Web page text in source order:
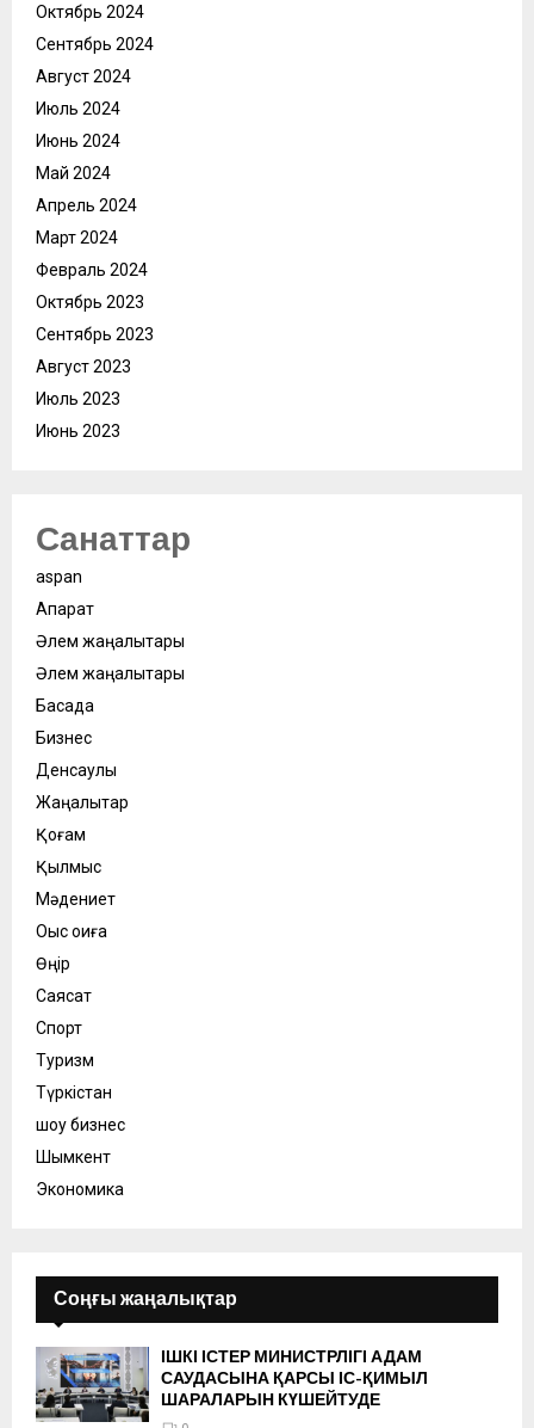
Октябрь 2024
Сентябрь 2024
Август 2024
Июль 2024
Июнь 2024
Май 2024
Апрель 2024
Март 2024
Февраль 2024
Октябрь 2023
Сентябрь 2023
Август 2023
Июль 2023
Июнь 2023
Санаттар
aspan
Ақпарат
Әлем жаңалықтары
Әлем жаңалықтары
Басқада
Бизнес
Денсаулық
Жаңалықтар
Қоғам
Қылмыс
Мәдениет
Оқыс оқиға
Өңір
Саясат
Спорт
Туризм
Түркістан
шоу бизнес
Шымкент
Экономика
Соңғы жаңалықтар
ІШКІ ІСТЕР МИНИСТРЛІГІ АДАМ
САУДАСЫНА ҚАРСЫ ІС-ҚИМЫЛ
ШАРАЛАРЫН КҮШЕЙТУДЕ